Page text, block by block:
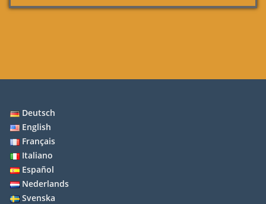
Deutsch
English
Français
Italiano
Español
Nederlands
Svenska